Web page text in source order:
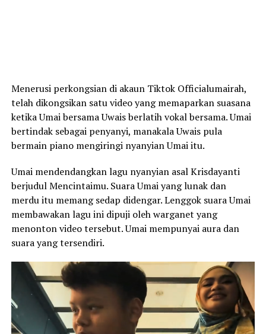
Menerusi perkongsian di akaun Tiktok Officialumairah,
telah dikongsikan satu video yang memaparkan suasana
ketika Umai bersama Uwais berlatih vokal bersama. Umai
bertindak sebagai penyanyi, manakala Uwais pula
bermain piano mengiringi nyanyian Umai itu.
Umai mendendangkan lagu nyanyian asal Krisdayanti
berjudul Mencintaimu. Suara Umai yang lunak dan
merdu itu memang sedap didengar. Lenggok suara Umai
membawakan lagu ini dipuji oleh warganet yang
menonton video tersebut. Umai mempunyai aura dan
suara yang tersendiri.